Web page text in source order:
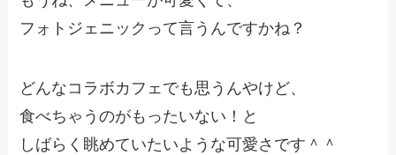
フォトジェニックって言うんですかね？
どんなコラボカフェでも思うんやけど、
食べちゃうのがもったいない！と
しばらく眺めていたいような可愛さです＾＾